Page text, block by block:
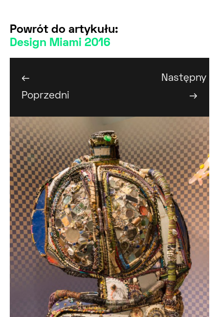
Powrót do artykułu:
Design Miami 2016
←
Poprzedni
Następny
→